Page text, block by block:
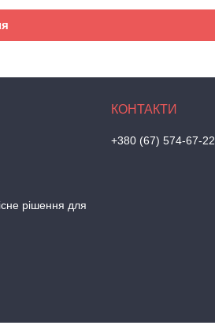
рішення для
+380 (67) 574-67-22